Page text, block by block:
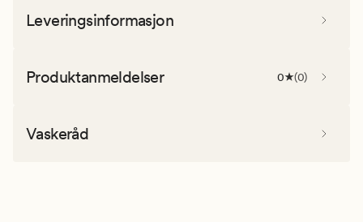
Leveringsinformasjon
Produktanmeldelser 0 (0)
Vaskeråd